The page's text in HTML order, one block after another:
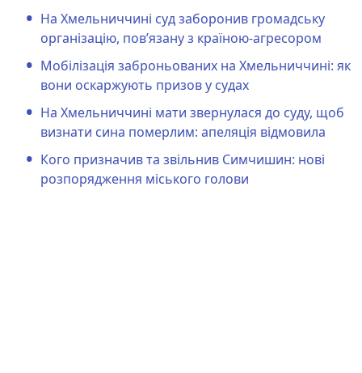
На Хмельниччині суд заборонив громадську
організацію, пов’язану з країною-агресором
Мобілізація заброньованих на Хмельниччині: як
вони оскаржують призов у судах
На Хмельниччині мати звернулася до суду, щоб
визнати сина померлим: апеляція відмовила
Кого призначив та звільнив Симчишин: нові
розпорядження міського голови